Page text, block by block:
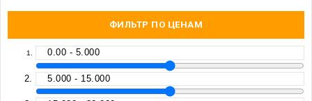
ФИЛЬТР ПО ЦЕНАМ
0.00 - 5.000
5.000 - 15.000